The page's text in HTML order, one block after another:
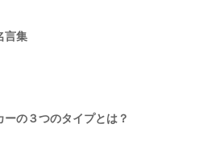
言集
ーの３つのタイプとは？